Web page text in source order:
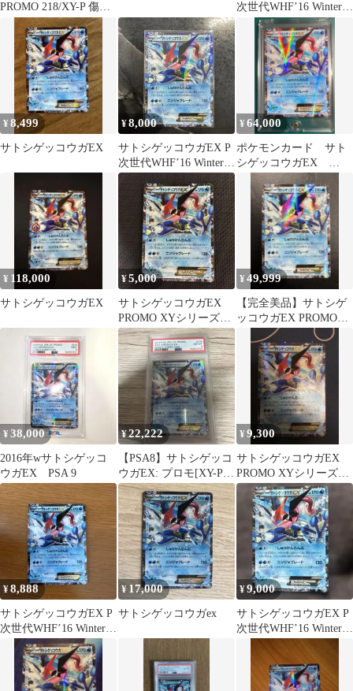
PROMO 218/XY-P 傷あ
次世代WHF’16 Winter
来場者特典 キラ …
¥8,499
サトシゲッコウガEX
¥8,000
サトシゲッコウガEX P
次世代WHF’16 Winter
来場者特典 キラ …
¥64,000
ポケモンカード サト
シゲッコウガEX
218/XY-P PROMO
¥ 118,000
サトシゲッコウガEX
¥5,000
サトシゲッコウガEX
PROMO XYシリーズプ
ロモーションカード
PROMO…
¥49,999
【完全美品】サトシゲ
ッコウガEX PROMO
XYシリーズプロモーシ
ョンカード
¥38,000
2016年wサトシゲッコ
ウガEX PSA 9
¥22,222
【PSA8】サトシゲッコ
ウガEX: プロモ[XY-P
218]
¥9,300
サトシゲッコウガEX
PROMO XYシリーズプ
ロモーションカード
¥8,888
サトシゲッコウガEX P
次世代WHF’16 Winter
来場者特典 キラ …
¥ 17,000
サトシゲッコウガex
¥9,000
サトシゲッコウガEX P
次世代WHF’16 Winter
来場者特典 キラ …